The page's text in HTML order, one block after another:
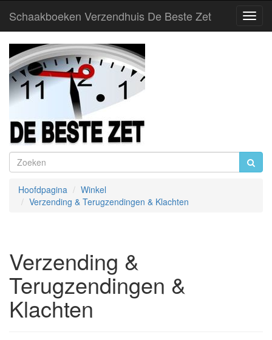
Schaakboeken Verzendhuis De Beste Zet
Hoofdpagina
Winkel
Verzending & Terugzendingen & Klachten
Verzending &
Terugzendingen &
Klachten